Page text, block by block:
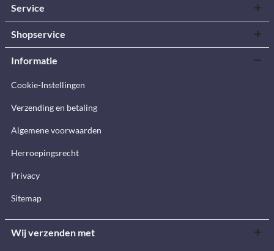
Service
Shopservice
Informatie
Cookie-Instellingen
Verzending en betaling
Algemene voorwaarden
Herroepingsrecht
Privacy
Sitemap
Wij verzenden met